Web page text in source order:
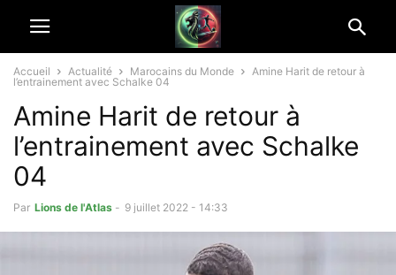
Accueil Actualité Marocains du Monde
Amine Harit de retour à
l’entrainement avec Schalke 04
Amine Harit de retour à
l’entrainement avec Schalke
04
Par Lions de l'Atlas - 9 juillet 2022 - 14:33